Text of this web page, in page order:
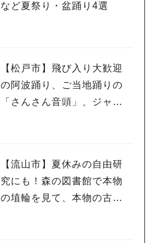
など夏祭り・盆踊り4選
【松戸市】飛び入り大歓迎
の阿波踊り、ご当地踊りの
「さんさん音頭」、ジャ
【流山市】夏休みの自由研
究にも！森の図書館で本物
の埴輪を見て、本物の古墳